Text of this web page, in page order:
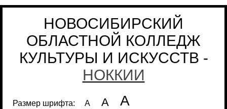
НОВОСИБИРСКИЙ
ОБЛАСТНОЙ КОЛЛЕДЖ
КУЛЬТУРЫ И ИСКУССТВ -
НОККИИ
Размер шрифта: А А А